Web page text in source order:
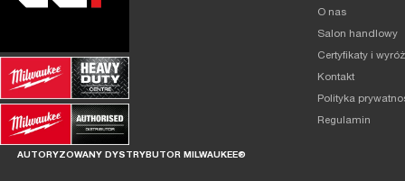
AUTORYZOWANY DYSTRYBUTOR MILWAUKEE®
O nas
Salon handlowy
Certyfikaty i
Kontakt
Polityka
Regulamin